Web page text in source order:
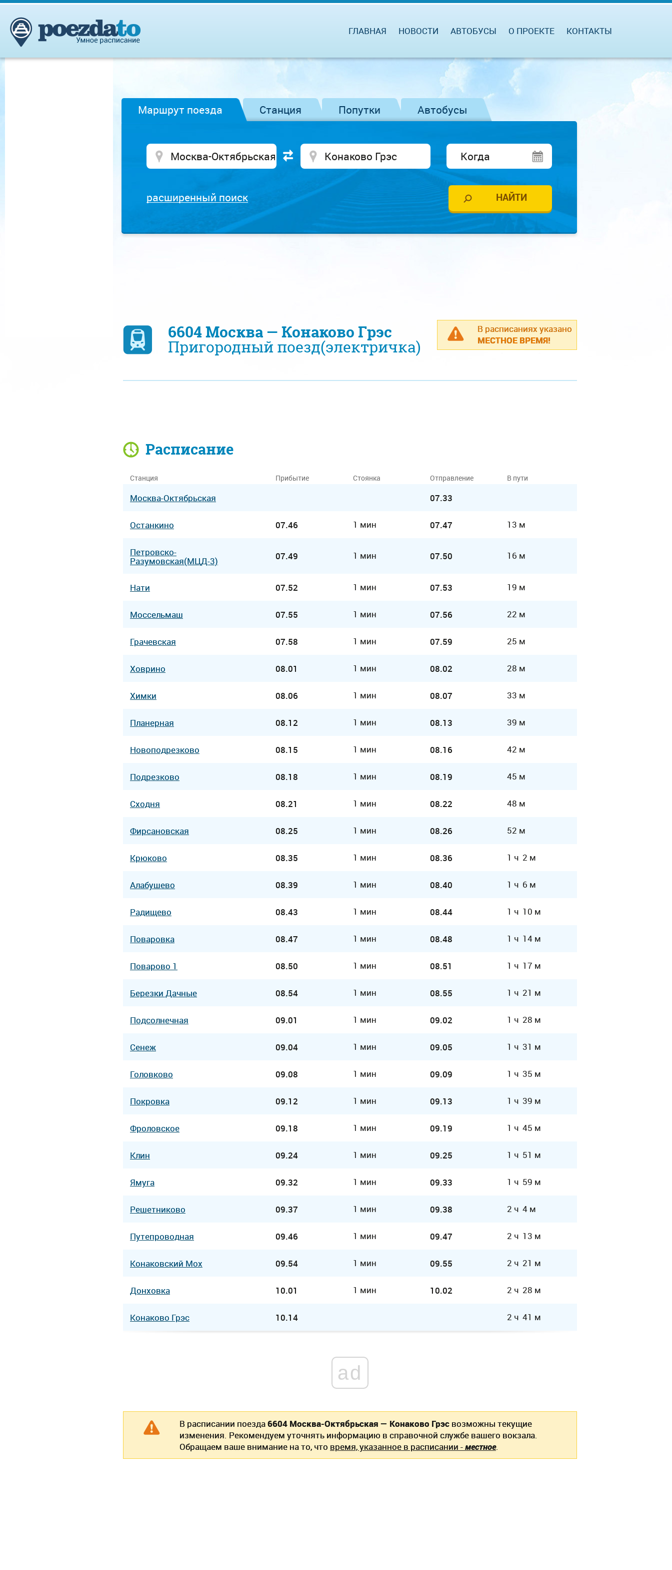
ГЛАВНАЯ НОВОСТИ АВТОБУСЫ О ПРОЕКТЕ КОНТАКТЫ
Маршрут поезда Станция Попутки Автобусы
расширенный поиск
В расписаниях указано
МЕСТНОЕ ВРЕМЯ!
6604 Москва — Конаково Грэс
Пригородный поезд(электричка)
Расписание
Станция Прибытие Стоянка Отправление В пути
Москва-Октябрьская 07.33
Останкино 07.46 1 мин 07.47 13 м
Петровско-
Разумовская(МЦД-3) 07.49 1 мин 07.50 16 м
Нати 07.52 1 мин 07.53 19 м
Моссельмаш 07.55 1 мин 07.56 22 м
Грачевская 07.58 1 мин 07.59 25 м
Ховрино 08.01 1 мин 08.02 28 м
Химки 08.06 1 мин 08.07 33 м
Планерная 08.12 1 мин 08.13 39 м
Новоподрезково 08.15 1 мин 08.16 42 м
Подрезково 08.18 1 мин 08.19 45 м
Сходня 08.21 1 мин 08.22 48 м
Фирсановская 08.25 1 мин 08.26 52 м
Крюково 08.35 1 мин 08.36 1 ч 2 м
Алабушево 08.39 1 мин 08.40 1 ч 6 м
Радищево 08.43 1 мин 08.44 1 ч 10 м
Поваровка 08.47 1 мин 08.48 1 ч 14 м
Поварово 1 08.50 1 мин 08.51 1 ч 17 м
Березки Дачные 08.54 1 мин 08.55 1 ч 21 м
Подсолнечная 09.01 1 мин 09.02 1 ч 28 м
Сенеж 09.04 1 мин 09.05 1 ч 31 м
Головково 09.08 1 мин 09.09 1 ч 35 м
Покровка 09.12 1 мин 09.13 1 ч 39 м
Фроловское 09.18 1 мин 09.19 1 ч 45 м
Клин 09.24 1 мин 09.25 1 ч 51 м
Ямуга 09.32 1 мин 09.33 1 ч 59 м
Решетниково 09.37 1 мин 09.38 2 ч 4 м
Путепроводная 09.46 1 мин 09.47 2 ч 13 м
Конаковский Мох 09.54 1 мин 09.55 2 ч 21 м
Донховка 10.01 1 мин 10.02 2 ч 28 м
Конаково Грэс 10.14 2 ч 41 м
ad
В расписании поезда6604 Москва-Октябрьская — Конаково Грэс возможны текущие
изменения. Рекомендуем уточнять информацию в справочной службе вашего вокзала.
Обращаем ваше внимание на то, что время, указанное в расписании -местное.